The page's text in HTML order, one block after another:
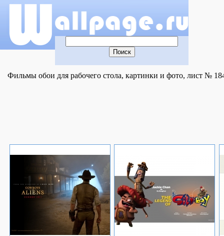
Фильмы обои для рабочего стола, картинки и фото, лист №